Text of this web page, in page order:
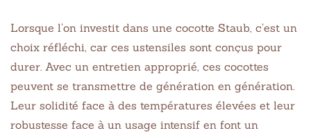
Lorsque l’on investit dans une cocotte Staub, c’est un
choix réfléchi, car ces ustensiles sont conçus pour
durer. Avec un entretien approprié, ces cocottes
peuvent se transmettre de génération en génération.
Leur solidité face à des températures élevées et leur
robustesse face à un usage intensif en font un